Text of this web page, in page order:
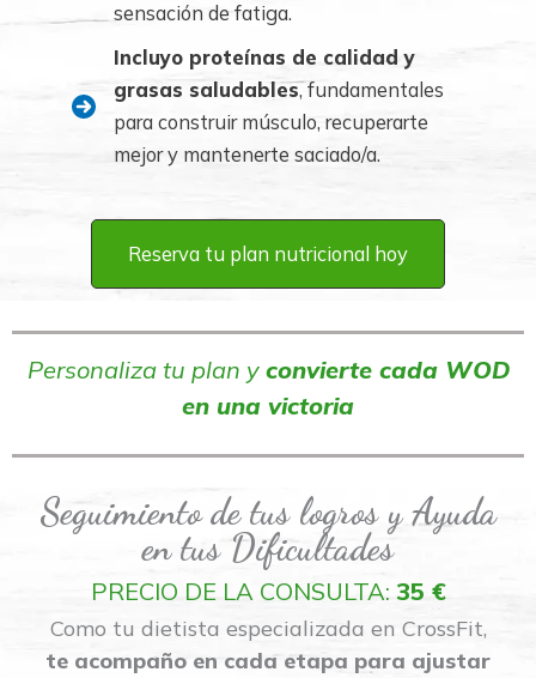
sensación de fatiga.
Incluyo proteínas de calidad y
grasas saludables, fundamentales
para construir músculo, recuperarte
mejor y mantenerte saciado/a.
Reserva tu plan nutricional hoy
Personaliza tu plan y convierte cada WOD
en una victoria
Seguimiento de tus logros y Ayuda
en tus Dificultades
PRECIO DE LA CONSULTA: 35 €
Como tu dietista especializada en CrossFit,
te acompaño en cada etapa para ajustar